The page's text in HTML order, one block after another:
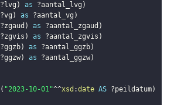
?lvg ) as ?aantal_lvg )
?vg ) as ?aantal_vg )
?zgaud ) as ?aantal_zgaud )
?zgvis ) as ?aantal_zgvis )
?ggzb) as ?aantal_ggzb)
?ggzw) as ?aantal_ggzw)
( "2023-10-01"^^xsd :date AS ?peildatum)